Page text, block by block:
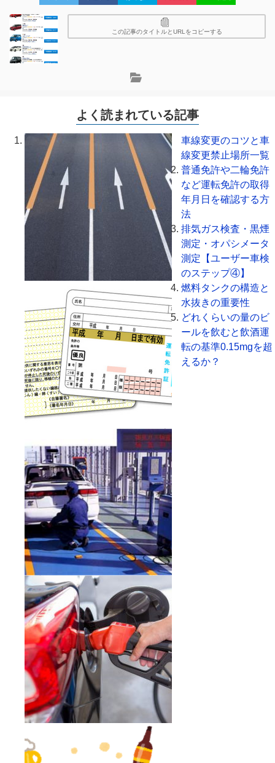
この記事のタイトルとURLをコピーする
よく読まれている記事
車線変更のコツと車
線変更禁止場所一覧
普通免許や二輪免許
など運転免許の取得
年月日を確認する方
法
排気ガス検査・黒煙
測定・オパシメータ
測定【ユーザー車検
のステップ④】
燃料タンクの構造と
水抜きの重要性
どれくらいの量のビ
ールを飲むと飲酒運
転の基準0.15mgを超
えるか？